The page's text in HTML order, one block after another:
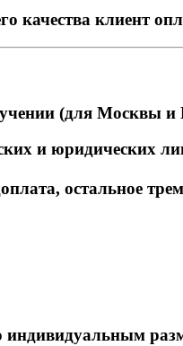
качества клиент
(для Москвы и
и юридических
остальное
индивидуальным